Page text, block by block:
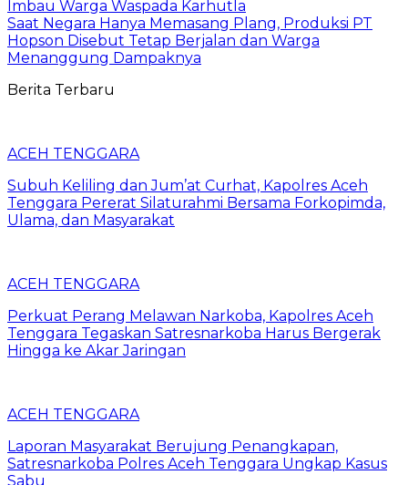
Imbau Warga Waspada Karhutla
Saat Negara Hanya Memasang Plang, Produksi PT
Hopson Disebut Tetap Berjalan dan Warga
Menanggung Dampaknya
Berita Terbaru
ACEH TENGGARA
Subuh Keliling dan Jum’at Curhat, Kapolres Aceh
Tenggara Pererat Silaturahmi Bersama Forkopimda,
Ulama, dan Masyarakat
ACEH TENGGARA
Perkuat Perang Melawan Narkoba, Kapolres Aceh
Tenggara Tegaskan Satresnarkoba Harus Bergerak
Hingga ke Akar Jaringan
ACEH TENGGARA
Laporan Masyarakat Berujung Penangkapan,
Satresnarkoba Polres Aceh Tenggara Ungkap Kasus
Sabu